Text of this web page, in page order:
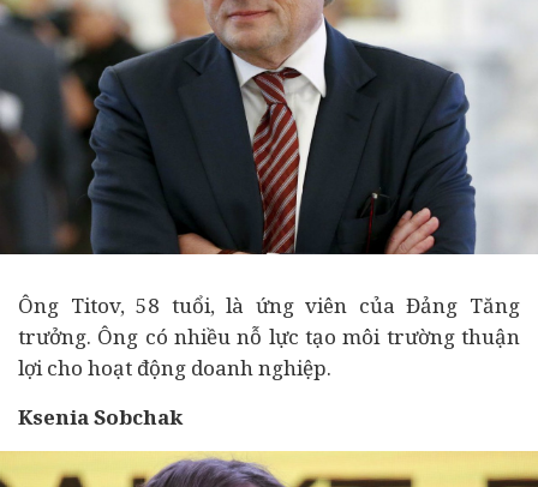
Ông Titov, 58 tuổi, là ứng viên của Đảng Tăng
trưởng. Ông có nhiều nỗ lực tạo môi trường thuận
lợi cho hoạt động doanh nghiệp.
Ksenia Sobchak